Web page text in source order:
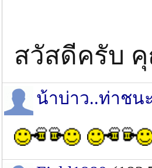
สวัสดีครับ คุ
น้าบ่าว..ท่าชนะ